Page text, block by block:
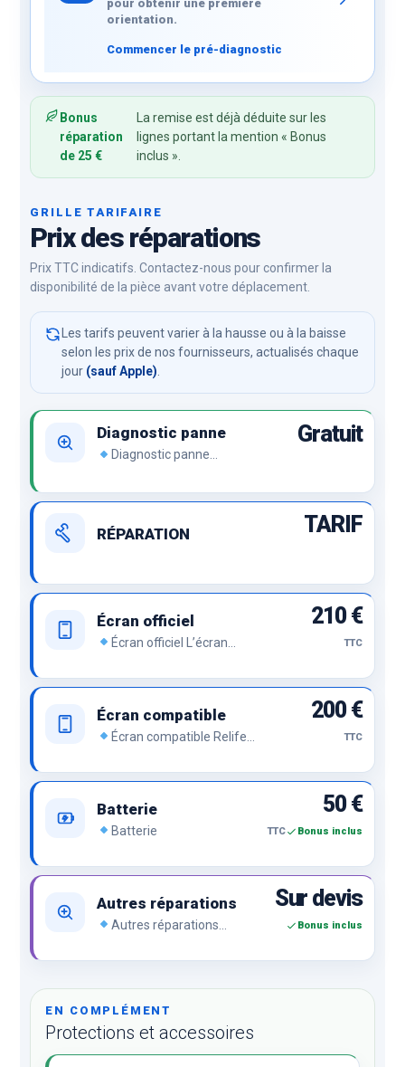
pour obtenir une première
orientation.
Commencer le pré-diagnostic
Bonus
réparation
de 25 €
La remise est déjà déduite sur les
lignes portant la mention « Bonus
inclus ».
GRILLE TARIFAIRE
Prix des réparations
Prix TTC indicatifs. Contactez-nous pour confirmer la
disponibilité de la pièce avant votre déplacement.
Les tarifs peuvent varier à la hausse ou à la baisse
selon les prix de nos fournisseurs, actualisés chaque
jour (sauf Apple).
Diagnostic panne
Diagnostic panne
Gratuit
RÉPARATION TARIF
Écran officiel
Écran officiel L’écran
du top.
210 €
TTC
Écran compatible
Écran compatible Relife
prix sans renier la qualité.
200 €
TTC
Batterie
Batterie
50 €
TTC Bonus inclus
Autres réparations
Autres réparations
caméra, empreinte,
arrière, lentille arrière,
réseau…
Sur devis
Bonus inclus
EN COMPLÉMENT
Protections et accessoires